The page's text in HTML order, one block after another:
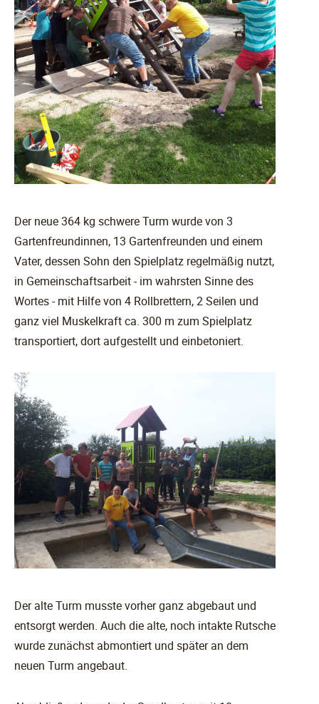
Der neue 364 kg schwere Turm wurde von 3
Gartenfreundinnen, 13 Gartenfreunden und einem
Vater, dessen Sohn den Spielplatz regelmäßig nutzt,
in Gemeinschaftsarbeit - im wahrsten Sinne des
Wortes - mit Hilfe von 4 Rollbrettern, 2 Seilen und
ganz viel Muskelkraft ca. 300 m zum Spielplatz
transportiert, dort aufgestellt und einbetoniert.
Der alte Turm musste vorher ganz abgebaut und
entsorgt werden. Auch die alte, noch intakte Rutsche
wurde zunächst abmontiert und später an dem
neuen Turm angebaut.